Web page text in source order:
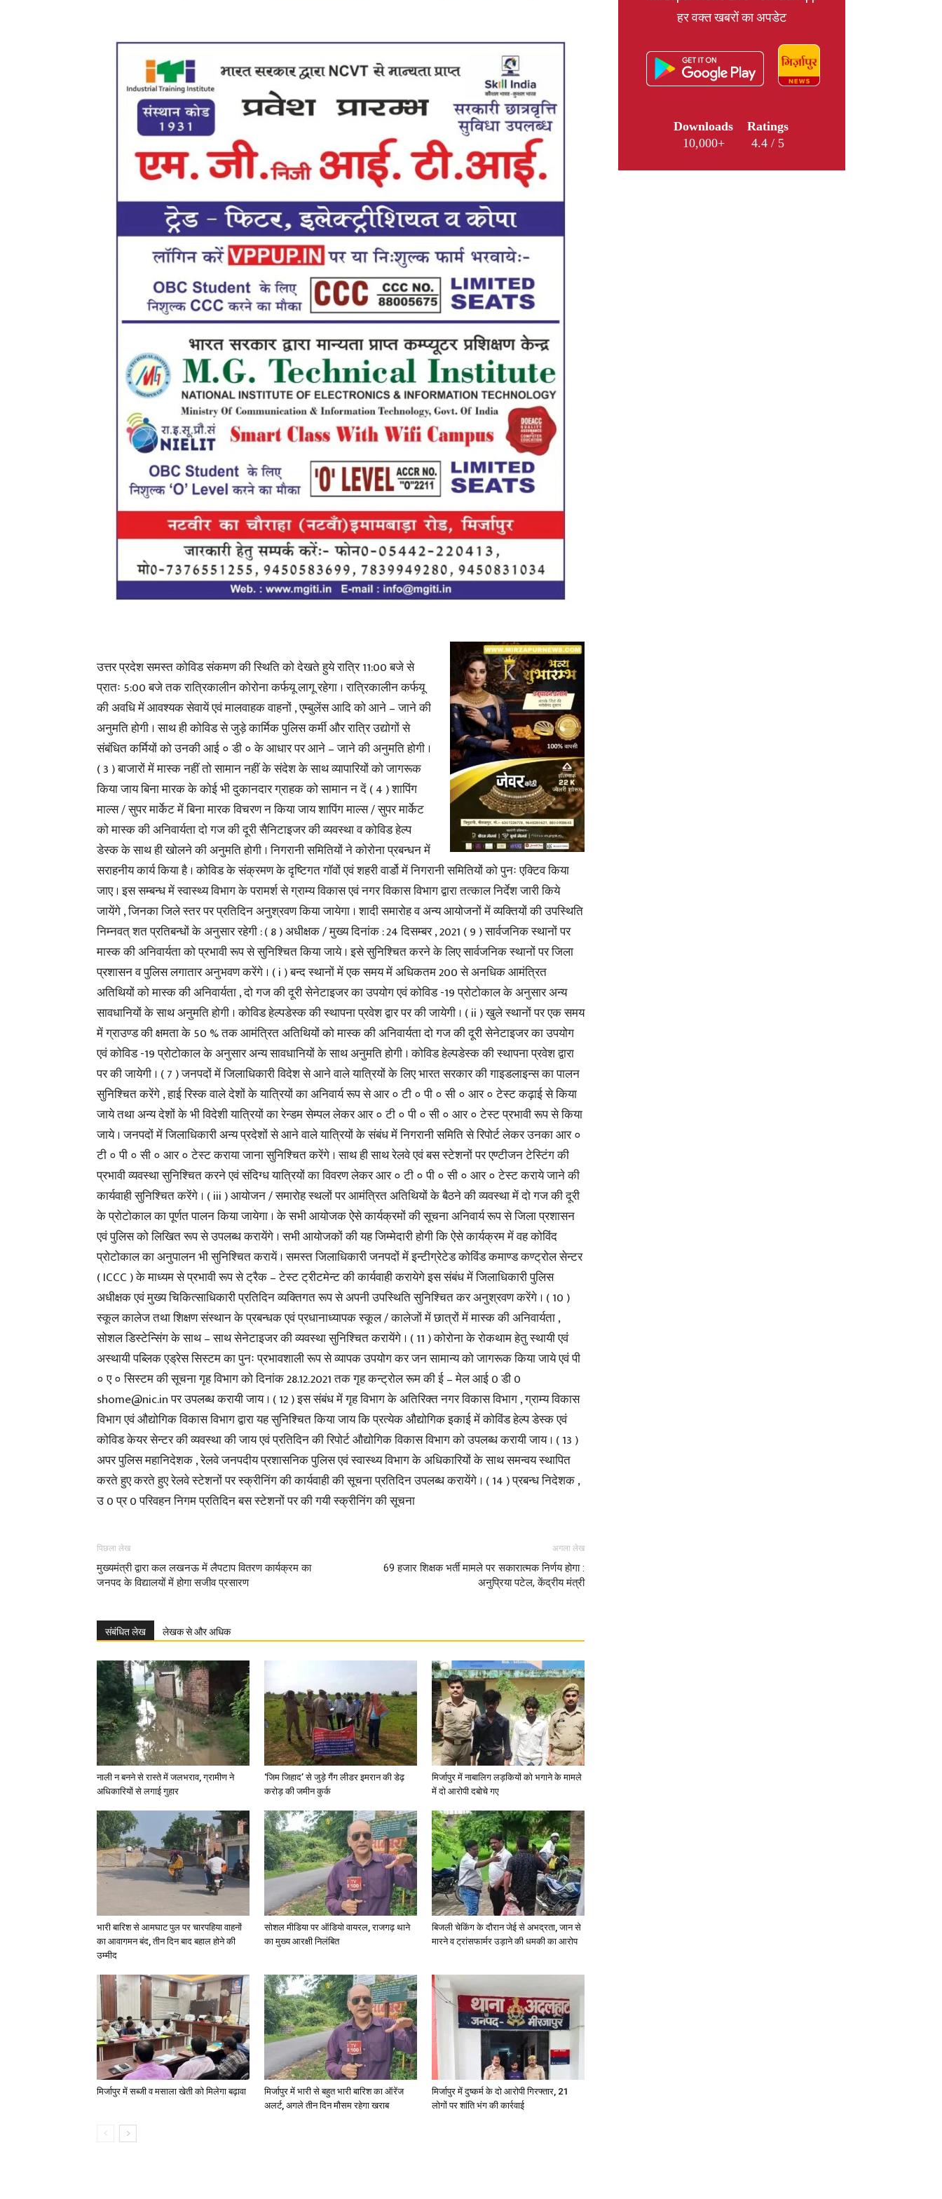
News,
Latest
News
in
Hindi,
Today
News
Paper
उत्तर प्रदेश समस्त कोविड संकमण की स्थिति को देखते हुये रात्रि 11:00 बजे से
प्रातः 5:00 बजे तक रात्रिकालीन कोरोना कर्फयू लागू रहेगा । रात्रिकालीन कर्फयू
की अवधि में आवश्यक सेवायें एवं मालवाहक वाहनों , एम्बुलेंस आदि को आने – जाने की
अनुमति होगी । साथ ही कोविड से जुड़े कार्मिक पुलिस कर्मी और रात्रि उद्योगों से
संबंधित कर्मियों को उनकी आई ० डी ० के आधार पर आने – जाने की अनुमति होगी ।
( 3 ) बाजारों में मास्क नहीं तो सामान नहीं के संदेश के साथ व्यापारियों को जागरूक
किया जाय बिना मारक के कोई भी दुकानदार ग्राहक को सामान न दें ( 4 ) शापिंग
माल्स / सुपर मार्केट में बिना मारक विचरण न किया जाय शापिंग माल्स / सुपर मार्केट
को मास्क की अनिवार्यता दो गज की दूरी सैनिटाइजर की व्यवस्था व कोविड हेल्प
डेस्क के साथ ही खोलने की अनुमति होगी । निगरानी समितियों ने कोरोना प्रबन्धन में
सराहनीय कार्य किया है । कोविड के संक्रमण के दृष्टिगत गॉवों एवं शहरी वार्डो में निगरानी समितियों को पुनः एक्टिव किया
जाए । इस सम्बन्ध में स्वास्थ्य विभाग के परामर्श से ग्राम्य विकास एवं नगर विकास विभाग द्वारा तत्काल निर्देश जारी किये
जायेंगे , जिनका जिले स्तर पर प्रतिदिन अनुश्रवण किया जायेगा । शादी समारोह व अन्य आयोजनों में व्यक्तियों की उपस्थिति
निम्नवत् शत प्रतिबन्धों के अनुसार रहेगी : ( 8 ) अधीक्षक / मुख्य दिनांक : 24 दिसम्बर , 2021 ( 9 ) सार्वजनिक स्थानों पर
मास्क की अनिवार्यता को प्रभावी रूप से सुनिश्चित किया जाये । इसे सुनिश्चित करने के लिए सार्वजनिक स्थानों पर जिला
प्रशासन व पुलिस लगातार अनुभवण करेंगे । ( i ) बन्द स्थानों में एक समय में अधिकतम 200 से अनधिक आमंत्रित
अतिथियों को मास्क की अनिवार्यता , दो गज की दूरी सेनेटाइजर का उपयोग एवं कोविड -19 प्रोटोकाल के अनुसार अन्य
सावधानियों के साथ अनुमति होगी । कोविड हेल्पडेस्क की स्थापना प्रवेश द्वार पर की जायेगी । ( ii ) खुले स्थानों पर एक समय
में ग्राउण्ड की क्षमता के 50 % तक आमंत्रित अतिथियों को मास्क की अनिवार्यता दो गज की दूरी सेनेटाइजर का उपयोग
एवं कोविड -19 प्रोटोकाल के अनुसार अन्य सावधानियों के साथ अनुमति होगी । कोविड हेल्पडेस्क की स्थापना प्रवेश द्वारा
पर की जायेगी । ( 7 ) जनपदों में जिलाधिकारी विदेश से आने वाले यात्रियों के लिए भारत सरकार की गाइडलाइन्स का पालन
सुनिश्चित करेंगे , हाई रिस्क वाले देशों के यात्रियों का अनिवार्य रूप से आर ० टी ० पी ० सी ० आर ० टेस्ट कढ़ाई से किया
जाये तथा अन्य देशों के भी विदेशी यात्रियों का रेन्डम सेम्पल लेकर आर ० टी ० पी ० सी ० आर ० टेस्ट प्रभावी रूप से किया
जाये । जनपदों में जिलाधिकारी अन्य प्रदेशों से आने वाले यात्रियों के संबंध में निगरानी समिति से रिपोर्ट लेकर उनका आर ०
टी ० पी ० सी ० आर ० टेस्ट कराया जाना सुनिश्चित करेंगे । साथ ही साथ रेलवे एवं बस स्टेशनों पर एण्टीजन टेस्टिंग की
प्रभावी व्यवस्था सुनिश्चित करने एवं संदिग्ध यात्रियों का विवरण लेकर आर ० टी ० पी ० सी ० आर ० टेस्ट कराये जाने की
कार्यवाही सुनिश्चित करेंगे । ( iii ) आयोजन / समारोह स्थलों पर आमंत्रित अतिथियों के बैठने की व्यवस्था में दो गज की दूरी
के प्रोटोकाल का पूर्णत पालन किया जायेगा । के सभी आयोजक ऐसे कार्यक्रमों की सूचना अनिवार्य रूप से जिला प्रशासन
एवं पुलिस को लिखित रूप से उपलब्ध करायेंगे । सभी आयोजकों की यह जिम्मेदारी होगी कि ऐसे कार्यक्रम में वह कोविंद
प्रोटोकाल का अनुपालन भी सुनिश्चित करायें । समस्त जिलाधिकारी जनपदों में इन्टीग्रेटेड कोविंड कमाण्ड कण्ट्रोल सेन्टर
( ICCC ) के माध्यम से प्रभावी रूप से ट्रैक – टेस्ट ट्रीटमेन्ट की कार्यवाही करायेगे इस संबंध में जिलाधिकारी पुलिस
अधीक्षक एवं मुख्य चिकित्साधिकारी प्रतिदिन व्यक्तिगत रूप से अपनी उपस्थिति सुनिश्चित कर अनुश्रवण करेंगे । ( 10 )
स्कूल कालेज तथा शिक्षण संस्थान के प्रबन्धक एवं प्रधानाध्यापक स्कूल / कालेजों में छात्रों में मास्क की अनिवार्यता ,
सोशल डिस्टेन्सिंग के साथ – साथ सेनेटाइजर की व्यवस्था सुनिश्चित करायेंगे । ( 11 ) कोरोना के रोकथाम हेतु स्थायी एवं
अस्थायी पब्लिक एड्रेस सिस्टम का पुनः प्रभावशाली रूप से व्यापक उपयोग कर जन सामान्य को जागरूक किया जाये एवं पी
० ए ० सिस्टम की सूचना गृह विभाग को दिनांक 28.12.2021 तक गृह कन्ट्रोल रूम की ई – मेल आई 0 डी 0
shome@nic.in पर उपलब्ध करायी जाय । ( 12 ) इस संबंध में गृह विभाग के अतिरिक्त नगर विकास विभाग , ग्राम्य विकास
विभाग एवं औद्योगिक विकास विभाग द्वारा यह सुनिश्चित किया जाय कि प्रत्येक औद्योगिक इकाई में कोविंड हेल्प डेस्क एवं
कोविड केयर सेन्टर की व्यवस्था की जाय एवं प्रतिदिन की रिपोर्ट औद्योगिक विकास विभाग को उपलब्ध करायी जाय । ( 13 )
अपर पुलिस महानिदेशक , रेलवे जनपदीय प्रशासनिक पुलिस एवं स्वास्थ्य विभाग के अधिकारियों के साथ समन्वय स्थापित
करते हुए करते हुए रेलवे स्टेशनों पर स्क्रीनिंग की कार्यवाही की सूचना प्रतिदिन उपलब्ध करायेंगे । ( 14 ) प्रबन्ध निदेशक ,
उ 0 प्र 0 परिवहन निगम प्रतिदिन बस स्टेशनों पर की गयी स्क्रीनिंग की सूचना
पिछला लेख
मुख्यमंत्री द्वारा कल लखनऊ में लैपटाप वितरण कार्यक्रम का
जनपद के विद्यालयों में होगा सजीव प्रसारण
अगला लेख
69 हजार शिक्षक भर्ती मामले पर सकारात्मक निर्णय होगा :
अनुप्रिया पटेल, केंद्रीय मंत्री
संबंधित लेख लेखक से और अधिक
नाली न बनने से रास्ते में जलभराव, ग्रामीण ने
अधिकारियों से लगाई गुहार
‘जिम जिहाद’ से जुड़े गैंग लीडर इमरान की डेढ़
करोड़ की जमीन कुर्क
मिर्जापुर में नाबालिग लड़कियों को भगाने के मामले
में दो आरोपी दबोचे गए
भारी बारिश से आमघाट पुल पर चारपहिया वाहनों
का आवागमन बंद, तीन दिन बाद बहाल होने की
उम्मीद
सोशल मीडिया पर ऑडियो वायरल, राजगढ़ थाने
का मुख्य आरक्षी निलंबित
बिजली चेकिंग के दौरान जेई से अभद्रता, जान से
मारने व ट्रांसफार्मर उड़ाने की धमकी का आरोप
मिर्जापुर में सब्जी व मसाला खेती को मिलेगा बढ़ावा
मिर्जापुर में भारी से बहुत भारी बारिश का ऑरेंज
अलर्ट, अगले तीन दिन मौसम रहेगा खराब
मिर्जापुर में दुष्कर्म के दो आरोपी गिरफ्तार, 21
लोगों पर शांति भंग की कार्रवाई
हर वक्त खबरों का अपडेट
Downloads
10,000+
Ratings
4.4 / 5